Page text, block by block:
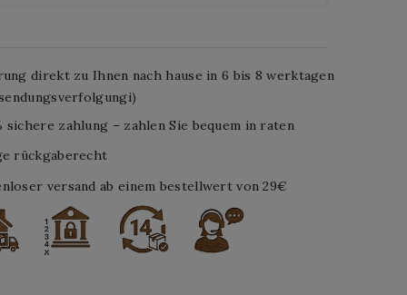
direkt zu Ihnen nach hause in 6 bis 8 werktagen
sichere zahlung – zahlen Sie bequem in raten
rückgaberecht
versand ab einem bestellwert von 29€